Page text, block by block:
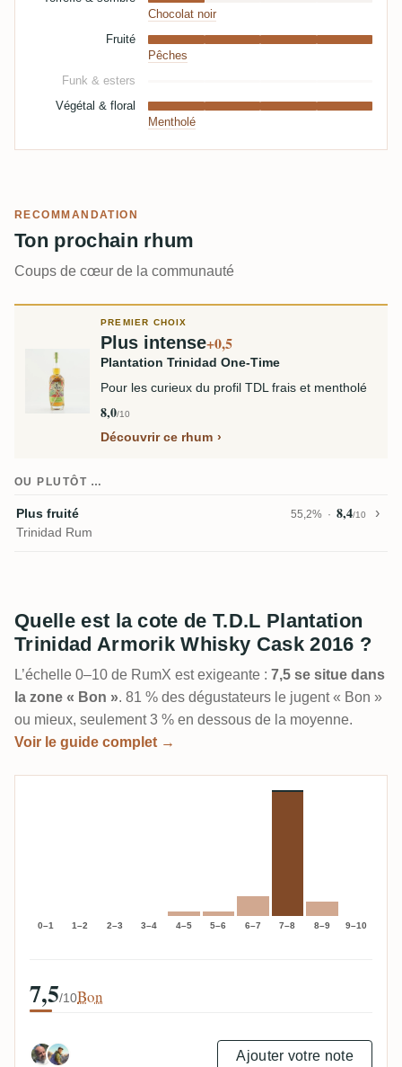
Chocolat noir
Fruité
Pêches
Funk & esters
Végétal & floral
Mentholé
RECOMMANDATION
Ton prochain rhum
Coups de cœur de la communauté
PREMIER CHOIX
Plus intense+0,5
Plantation Trinidad One-Time
Pour les curieux du profil TDL frais et mentholé
8,0/10
Découvrir ce rhum
OU PLUTÔT …
Plus fruité 55,2% 8,4/10
Trinidad Rum
Quelle est la cote de T.D.L Plantation
Trinidad Armorik Whisky Cask 2016 ?
L’échelle 0–10 de RumX est exigeante : 7,5 se situe dans
la zone « Bon ». 81 % des dégustateurs le jugent « Bon »
ou mieux, seulement 3 % en dessous de la moyenne.
Voir le guide complet →
0–1 1–2 2–3 3–4 4–5 5–6 6–7 7–8 8–9 9–10
7,5/10Bon
Ajouter votre note